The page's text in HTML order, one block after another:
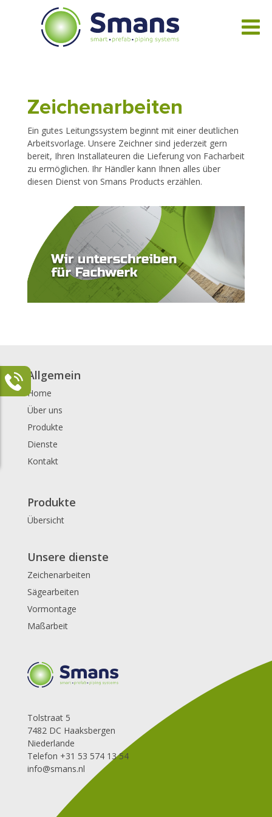
Zeichenarbeiten
Ein gutes Leitungssystem beginnt mit einer deutlichen
Arbeitsvorlage. Unsere Zeichner sind jederzeit gern
bereit, Ihren Installateuren die Lieferung von Facharbeit
zu ermöglichen. Ihr Händler kann Ihnen alles über
diesen Dienst von Smans Products erzählen.
Allgemein
Home
Über uns
Produkte
Dienste
Kontakt
Produkte
Übersicht
Unsere dienste
Zeichenarbeiten
Sägearbeiten
Vormontage
Maßarbeit
Tolstraat 5
7482 DC Haaksbergen
Niederlande
Telefon +31 53 574 13 54
info@smans.nl